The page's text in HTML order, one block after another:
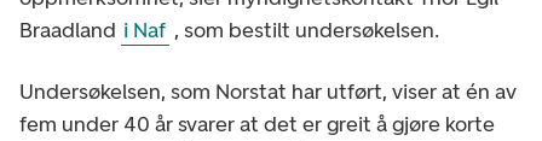
Braadland i Naf , som bestilt undersøkelsen.
Undersøkelsen, som Norstat har utført, viser at én av
fem under 40 år svarer at det er greit å gjøre korte